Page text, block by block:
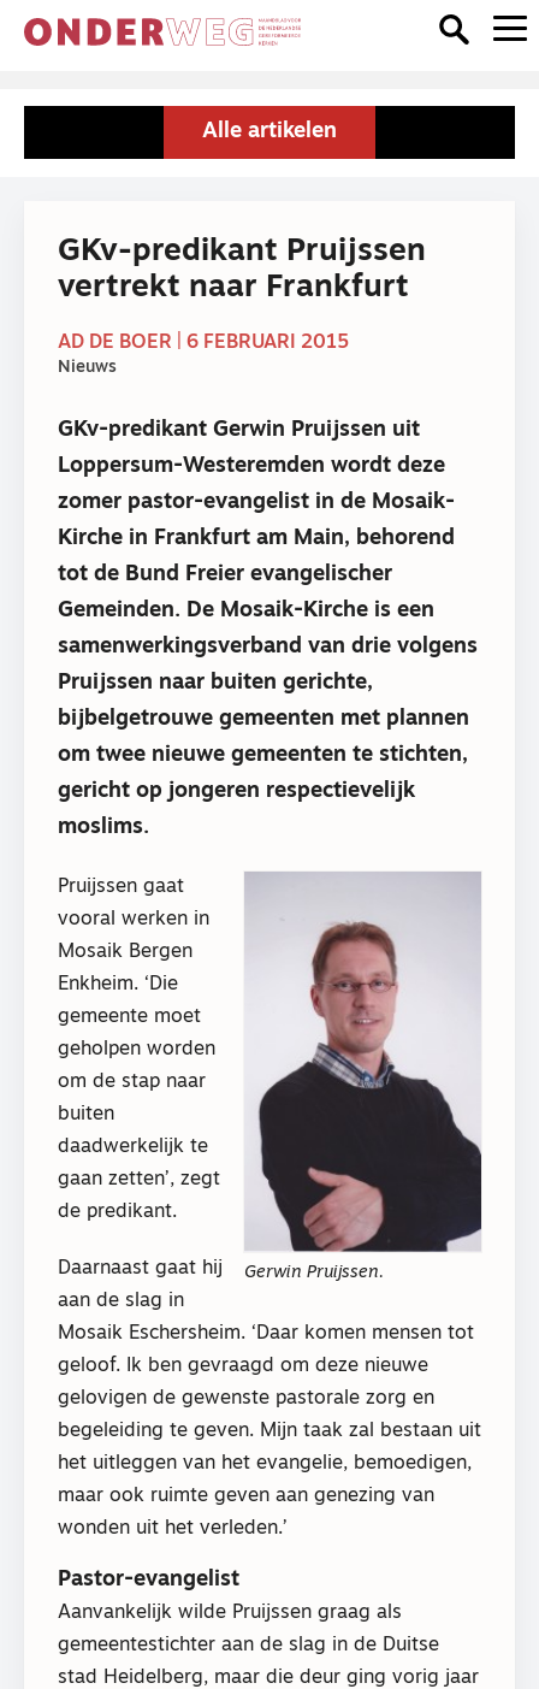
Alle artikelen
GKv-predikant Pruijssen
vertrekt naar Frankfurt
AD DE BOER | 6 FEBRUARI 2015
Nieuws
GKv-predikant Gerwin Pruijssen uit
Loppersum-Westeremden wordt deze
zomer pastor-evangelist in de Mosaik-
Kirche in Frankfurt am Main, behorend
tot de Bund Freier evangelischer
Gemeinden. De Mosaik-Kirche is een
samenwerkingsverband van drie volgens
Pruijssen naar buiten gerichte,
bijbelgetrouwe gemeenten met plannen
om twee nieuwe gemeenten te stichten,
gericht op jongeren respectievelijk
moslims.
Gerwin Pruijssen.
Pruijssen gaat
vooral werken in
Mosaik Bergen
Enkheim. ‘Die
gemeente moet
geholpen worden
om de stap naar
buiten
daadwerkelijk te
gaan zetten’, zegt
de predikant.
Daarnaast gaat hij
aan de slag in
Mosaik Eschersheim. ‘Daar komen mensen tot
geloof. Ik ben gevraagd om deze nieuwe
gelovigen de gewenste pastorale zorg en
begeleiding te geven. Mijn taak zal bestaan uit
het uitleggen van het evangelie, bemoedigen,
maar ook ruimte geven aan genezing van
wonden uit het verleden.’
Pastor-evangelist
Aanvankelijk wilde Pruijssen graag als
gemeentestichter aan de slag in de Duitse
stad Heidelberg, maar die deur ging vorig jaar